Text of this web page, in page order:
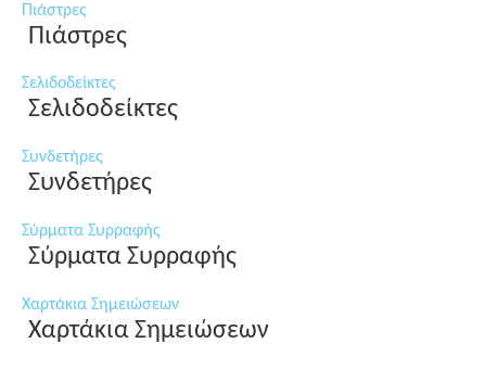
Πιάστρες
Πιάστρες
Σελιδοδείκτες
Σελιδοδείκτες
Συνδετήρες
Συνδετήρες
Σύρματα Συρραφής
Σύρματα Συρραφής
Χαρτάκια Σημειώσεων
Χαρτάκια Σημειώσεων